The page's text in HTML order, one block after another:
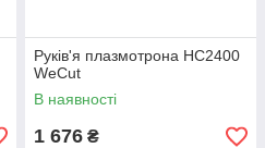
Руків'я плазмотрона HC2400
WeCut
В наявності
1 676 ₴